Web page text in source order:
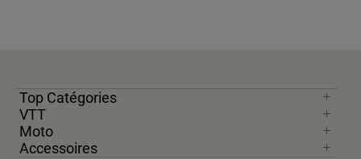
Top Catégories
VTT
Moto
Accessoires